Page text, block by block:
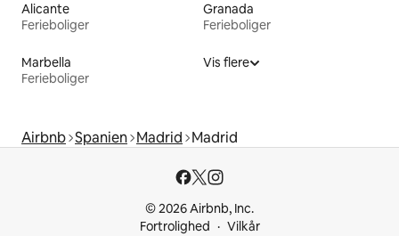
Alicante
Ferieboliger
Granada
Ferieboliger
Marbella
Ferieboliger
Vis flere
Airbnb Spanien Madrid Madrid
© 2026 Airbnb, Inc.
Fortrolighed
Vilkår